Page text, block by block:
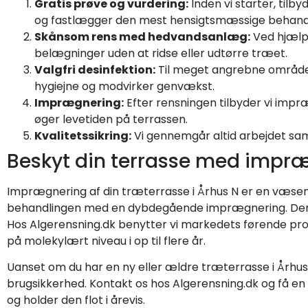
Gratis prøve og vurdering: Inden vi starter,
og fastlægger den mest hensigtsmæssige
Skånsom rens med hedvandsanlæg:Ved
belægninger uden at ridse eller udtørre træet.
Valgfri desinfektion: Til meget angrebne
hygiejne og modvirker genvækst.
Imprægnering: Efter rensningen tilbyder vi
øger levetiden på terrassen.
Kvalitetssikring:Vi gennemgår altid arbejdet
Beskyt din terrasse med
Imprægnering af din træterrasse i Århus N er en
behandlingen med en dybdegående imprægnering.
Hos Algerensning.dk benytter vi markedets førende
på molekylært niveau i op til flere år.
Uanset om du har en ny eller ældre træterrasse i
brugsikkerhed. Kontakt os hos Algerensning.dk og få
og holder den flot i årevis.